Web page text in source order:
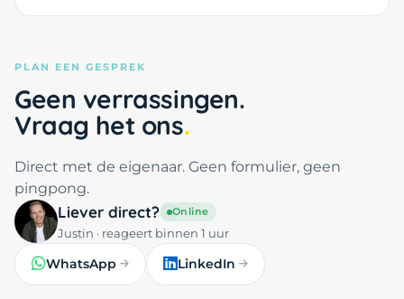
PLAN EEN GESPREK
Geen verrassingen.
Vraag het ons
Direct met de eigenaar. Geen formulier, geen
pingpong.
Liever direct? Online
Justin · reageert binnen 1 uur
WhatsApp LinkedIn